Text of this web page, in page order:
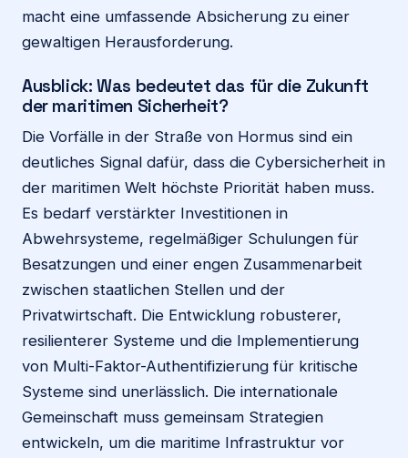
macht eine umfassende Absicherung zu einer
gewaltigen Herausforderung.
Ausblick: Was bedeutet das für die Zukunft
der maritimen Sicherheit?
Die Vorfälle in der Straße von Hormus sind ein
deutliches Signal dafür, dass die Cybersicherheit in
der maritimen Welt höchste Priorität haben muss.
Es bedarf verstärkter Investitionen in
Abwehrsysteme, regelmäßiger Schulungen für
Besatzungen und einer engen Zusammenarbeit
zwischen staatlichen Stellen und der
Privatwirtschaft. Die Entwicklung robusterer,
resilienterer Systeme und die Implementierung
von Multi-Faktor-Authentifizierung für kritische
Systeme sind unerlässlich. Die internationale
Gemeinschaft muss gemeinsam Strategien
entwickeln, um die maritime Infrastruktur vor